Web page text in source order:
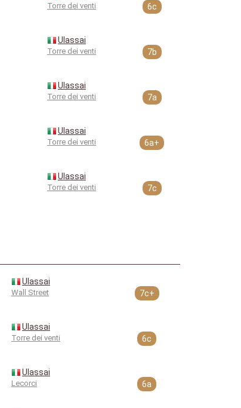
Torre dei venti 6c
Ulassai
Torre dei venti 7b
Ulassai
Torre dei venti 7a
Ulassai
Torre dei venti 6a+
Ulassai
Torre dei venti 7c
Ulassai
Wall Street 7c+
Ulassai
Torre dei venti 6c
Ulassai
Lecorci 6a